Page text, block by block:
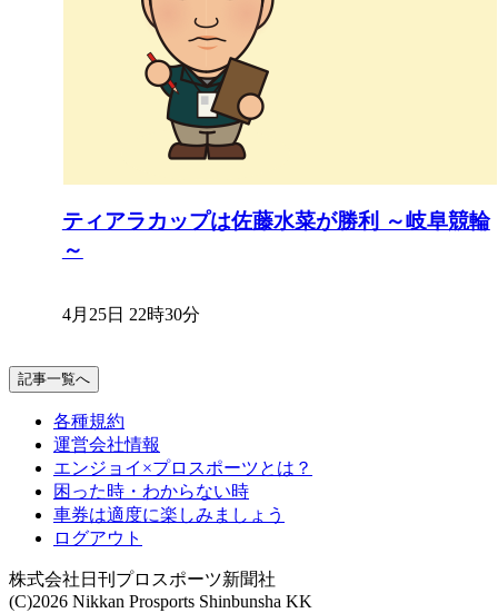
ティアラカップは佐藤水菜が勝利 ～岐阜競輪
～
4月25日 22時30分
記事一覧へ
各種規約
運営会社情報
エンジョイ×プロスポーツとは？
困った時・わからない時
車券は適度に楽しみましょう
ログアウト
株式会社日刊プロスポーツ新聞社
(C)2026 Nikkan Prosports Shinbunsha KK